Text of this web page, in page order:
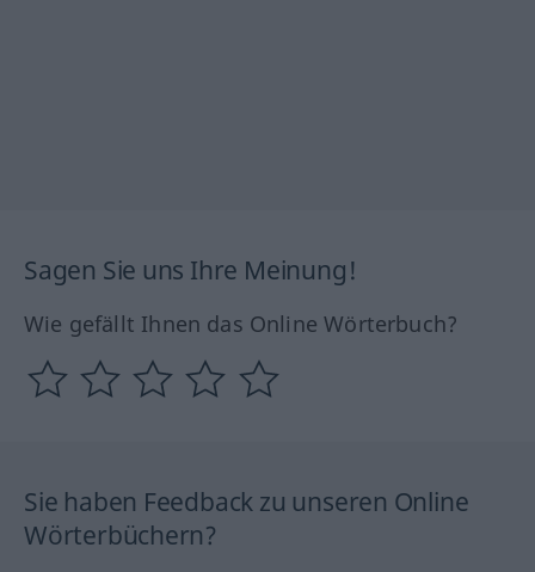
Sagen Sie uns Ihre Meinung!
Wie gefällt Ihnen das Online Wörterbuch?
Sie haben Feedback zu unseren Online
Wörterbüchern?